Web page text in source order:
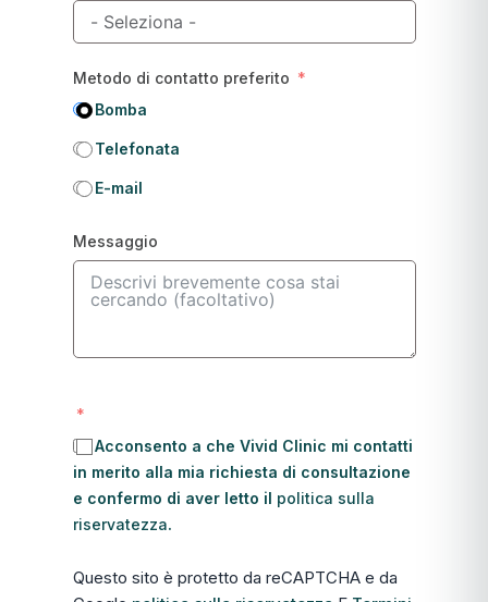
Metodo di contatto preferito
Bomba
Telefonata
E-mail
Messaggio
Acconsento a che Vivid Clinic mi contatti
in merito alla mia richiesta di consultazione
e confermo di aver letto il politica sulla
riservatezza.
Questo sito è protetto da reCAPTCHA e da